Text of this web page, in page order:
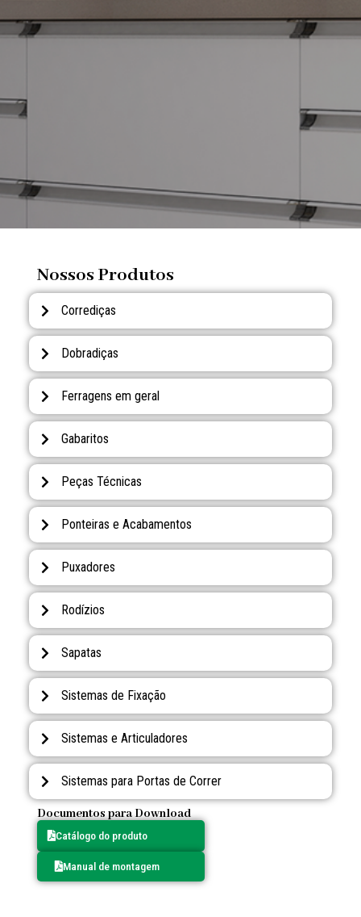
Nossos Produtos
Corrediças
Dobradiças
Ferragens em geral
Gabaritos
Peças Técnicas
Ponteiras e Acabamentos
Puxadores
Rodízios
Sapatas
Sistemas de Fixação
Sistemas e Articuladores
Sistemas para Portas de Correr
Documentos para Download
Catálogo do produto
Manual de montagem